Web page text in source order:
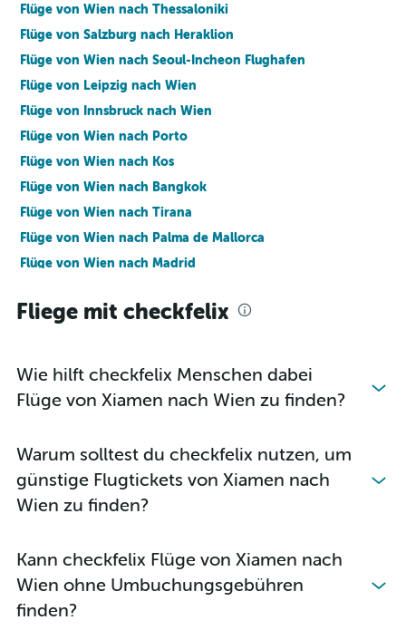
Flüge von Wien nach Thessaloniki
Flüge von Salzburg nach Heraklion
Flüge von Wien nach Seoul-Incheon Flughafen
Flüge von Leipzig nach Wien
Flüge von Innsbruck nach Wien
Flüge von Wien nach Porto
Flüge von Wien nach Kos
Flüge von Wien nach Bangkok
Flüge von Wien nach Tirana
Flüge von Wien nach Palma de Mallorca
Flüge von Wien nach Madrid
Flüge nach Istanbul
Flüge nach Mailand
Flüge nach New York
Flüge nach Berlin
Flüge nach Antalya
Fliege mit checkfelix
Wie hilft checkfelix Menschen dabei
Flüge von Xiamen nach Wien zu finden?
Warum solltest du checkfelix nutzen, um
günstige Flugtickets von Xiamen nach
Wien zu finden?
Kann checkfelix Flüge von Xiamen nach
Wien ohne Umbuchungsgebühren
finden?